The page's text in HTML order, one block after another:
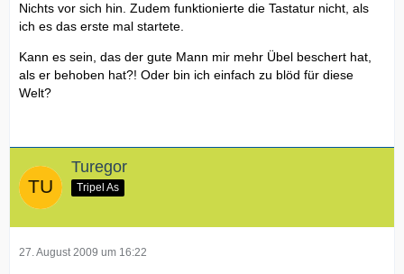
Nichts vor sich hin. Zudem funktionierte die Tastatur nicht, als
ich es das erste mal startete.
Kann es sein, das der gute Mann mir mehr Übel beschert hat,
als er behoben hat?! Oder bin ich einfach zu blöd für diese
Welt?
Turegor
Tripel As
27. August 2009 um 16:22